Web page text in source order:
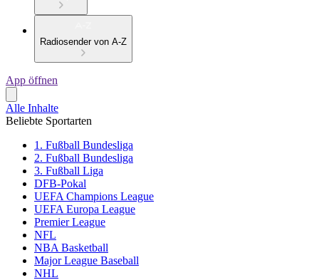
Radiosender von A-Z
App öffnen
Alle Inhalte
Beliebte Sportarten
1. Fußball Bundesliga
2. Fußball Bundesliga
3. Fußball Liga
DFB-Pokal
UEFA Champions League
UEFA Europa League
Premier League
NFL
NBA Basketball
Major League Baseball
NHL